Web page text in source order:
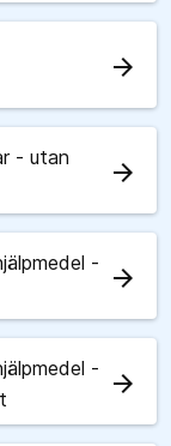
arrow_forward
- utan
arrow_forward
-
arrow_forward
-
arrow_forward